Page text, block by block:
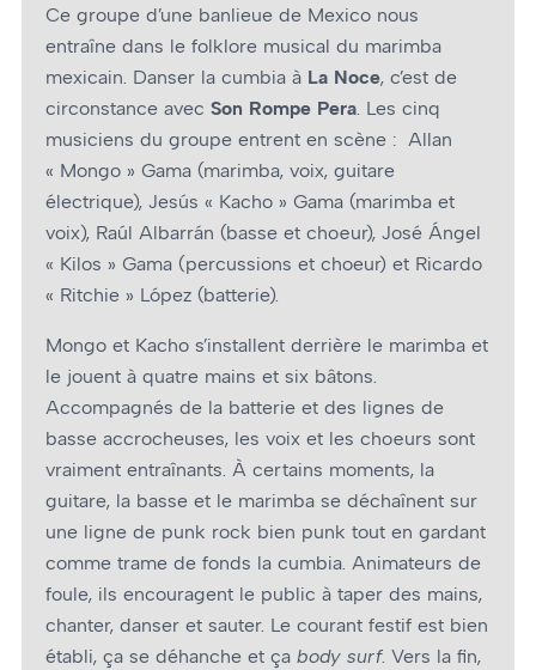
Ce groupe d’une banlieue de Mexico nous
entraîne dans le folklore musical du marimba
mexicain. Danser la cumbia à La Noce, c’est de
circonstance avec Son Rompe Pera. Les cinq
musiciens du groupe entrent en scène : Allan
« Mongo » Gama (marimba, voix, guitare
électrique), Jesús « Kacho » Gama (marimba et
voix), Raúl Albarrán (basse et chœur), José Ángel
« Kilos » Gama (percussions et choeur) et Ricardo
« Ritchie » López (batterie).
Mongo et Kacho s’installent derrière le marimba et
le jouent à quatre mains et six bâtons.
Accompagnés de la batterie et des lignes de
basse accrocheuses, les voix et les chœurs sont
vraiment entraînants. À certains moments, la
guitare, la basse et le marimba se déchaînent sur
une ligne de punk rock bien punk tout en gardant
comme trame de fonds la cumbia. Animateurs de
foule, ils encouragent le public à taper des mains,
chanter, danser et sauter. Le courant festif est bien
établi, ça se déhanche et ça body surf. Vers la fin,